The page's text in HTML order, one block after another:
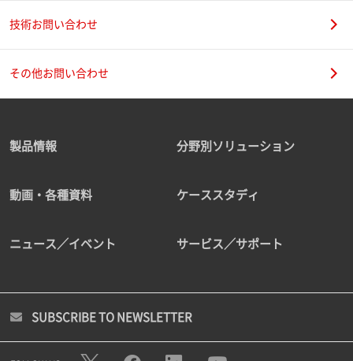
技術お問い合わせ
その他お問い合わせ
製品情報 分野別ソリューション
動画・各種資料 ケーススタディ
ニュース／イベント サービス／サポート
SUBSCRIBE TO NEWSLETTER